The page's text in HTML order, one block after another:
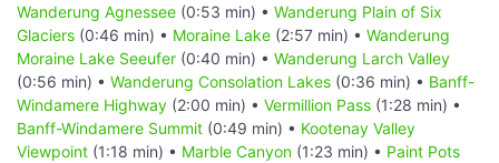
Wanderung Agnessee (0:53 min) • Wanderung Plain of Six
Glaciers (0:46 min) • Moraine Lake (2:57 min) • Wanderung
Moraine Lake Seeufer (0:40 min) • Wanderung Larch Valley
(0:56 min) • Wanderung Consolation Lakes (0:36 min) • Banff-
Windamere Highway (2:00 min) • Vermillion Pass (1:28 min) •
Banff-Windamere Summit (0:49 min) • Kootenay Valley
Viewpoint (1:18 min) • Marble Canyon (1:23 min) • Paint Pots